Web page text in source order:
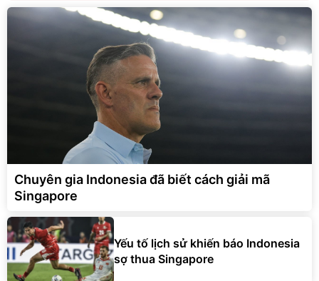
Chuyên gia Indonesia đã biết cách giải mã
Singapore
Yếu tố lịch sử khiến báo Indonesia
sợ thua Singapore